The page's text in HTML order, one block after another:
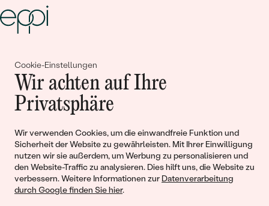
Cookie-Einstellungen
Wir achten auf Ihre
Privatsphäre
Wir verwenden Cookies, um die einwandfreie Funktion und
Sicherheit der Website zu gewährleisten. Mit Ihrer Einwilligung
nutzen wir sie außerdem, um Werbung zu personalisieren und
den Website-Traffic zu analysieren. Dies hilft uns, die Website zu
verbessern. Weitere Informationen zur Datenverarbeitung
durch Google finden Sie hier.
Gemeinsam erschaffen wir
Geschichten von Schönheit und
Liebe
Begleiten Sie uns!